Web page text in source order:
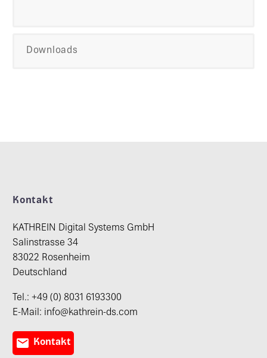
Downloads
Kontakt
KATHREIN Digital Systems GmbH
Salinstrasse 34
83022 Rosenheim
Deutschland
Tel.: +49 (0) 8031 6193300
E-Mail: info@kathrein-ds.com
 Kontakt